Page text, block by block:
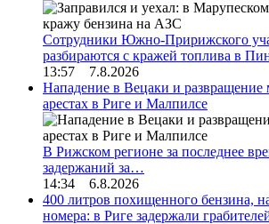
Сотрудники Южно-Пририжского
разбираются с кражей топлива в
13:57 7.8.2026
Нападение в Вецаки и развращение
арестах в Риге и Малпилсе
В Рижском регионе за последнее
задержаний за…
14:34 6.8.2026
400 литров похищенного бензина,
номера: в Риге задержали